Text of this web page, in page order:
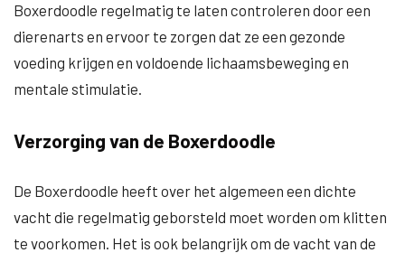
Boxerdoodle regelmatig te laten controleren door een
dierenarts en ervoor te zorgen dat ze een gezonde
voeding krijgen en voldoende lichaamsbeweging en
mentale stimulatie.
Verzorging van de Boxerdoodle
De Boxerdoodle heeft over het algemeen een dichte
vacht die regelmatig geborsteld moet worden om klitten
te voorkomen. Het is ook belangrijk om de vacht van de